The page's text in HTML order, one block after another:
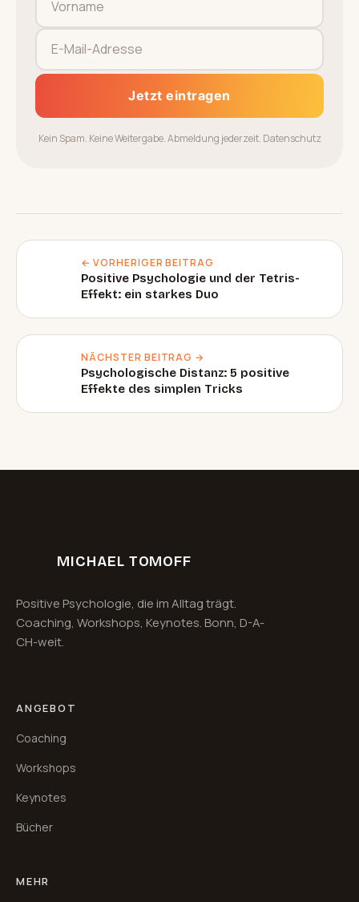
Jetzt eintragen
Kein Spam. Keine Weitergabe. Abmeldung jederzeit. Datenschutz
← VORHERIGER BEITRAG
Positive Psychologie und der Tetris-
Effekt: ein starkes Duo
NÄCHSTER BEITRAG →
Psychologische Distanz: 5 positive
Effekte des simplen Tricks
MICHAEL TOMOFF
Positive Psychologie, die im Alltag trägt.
Coaching, Workshops, Keynotes. Bonn, D-A-
CH-weit.
ANGEBOT
Coaching
Workshops
Keynotes
Bücher
MEHR